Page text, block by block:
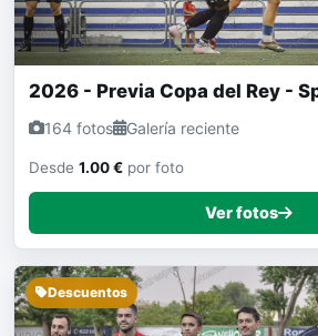
2026 - Previa Copa del Rey -
164 fotos Galería reciente
Desde 1.00 € por foto
Ver fotos
Descuentos